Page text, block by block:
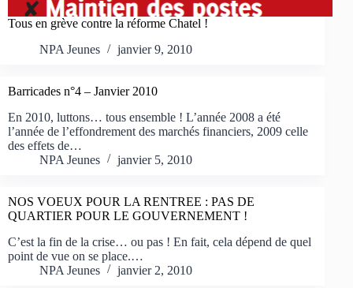
Tous en grève contre la réforme Chatel !
NPA Jeunes
janvier 9, 2010
Barricades n°4 – Janvier 2010
En 2010, luttons… tous ensemble ! L’année 2008 a été
l’année de l’effondrement des marchés financiers, 2009 celle
des effets de…
NPA Jeunes
janvier 5, 2010
NOS VOEUX POUR LA RENTREE : PAS DE
QUARTIER POUR LE GOUVERNEMENT !
C’est la fin de la crise… ou pas ! En fait, cela dépend de quel
point de vue on se place.…
NPA Jeunes
janvier 2, 2010